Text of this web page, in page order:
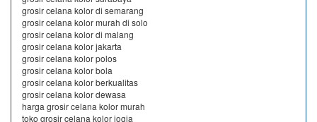
grosir celana kolor di semarang
grosir celana kolor murah di solo
grosir celana kolor di malang
grosir celana kolor jakarta
grosir celana kolor polos
grosir celana kolor bola
grosir celana kolor berkualitas
grosir celana kolor dewasa
harga grosir celana kolor murah
toko grosir celana kolor jogja